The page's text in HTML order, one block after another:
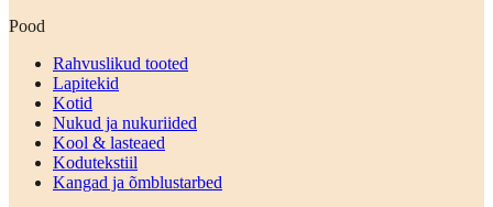
Pood
Rahvuslikud tooted
Lapitekid
Kotid
Nukud ja nukuriided
Kool & lasteaed
Kodutekstiil
Kangad ja õmblustarbed